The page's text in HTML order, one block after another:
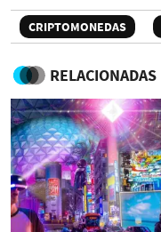
CRIPTOMONEDAS
RELACIONADAS